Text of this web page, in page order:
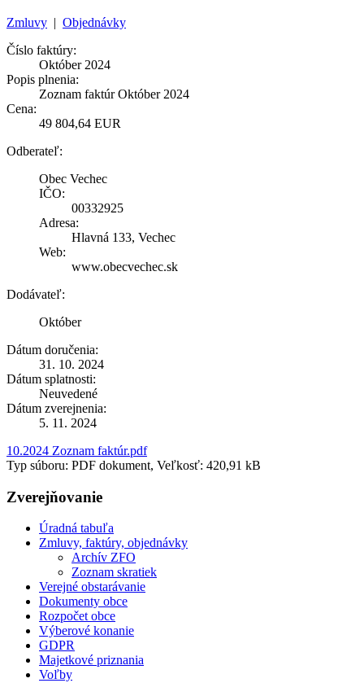
Zmluvy | Objednávky
Číslo faktúry:
Október 2024
Popis plnenia:
Zoznam faktúr Október 2024
Cena:
49 804,64 EUR
Odberateľ:
Obec Vechec
IČO:
00332925
Adresa:
Hlavná 133, Vechec
Web:
www.obecvechec.sk
Dodávateľ:
Október
Dátum doručenia:
31. 10. 2024
Dátum splatnosti:
Neuvedené
Dátum zverejnenia:
5. 11. 2024
10.2024 Zoznam faktúr.pdf
Typ súboru: PDF dokument, Veľkosť: 420,91 kB
Zverejňovanie
Úradná tabuľa
Zmluvy, faktúry, objednávky
Archív ZFO
Zoznam skratiek
Verejné obstarávanie
Dokumenty obce
Rozpočet obce
Výberové konanie
GDPR
Majetkové priznania
Voľby